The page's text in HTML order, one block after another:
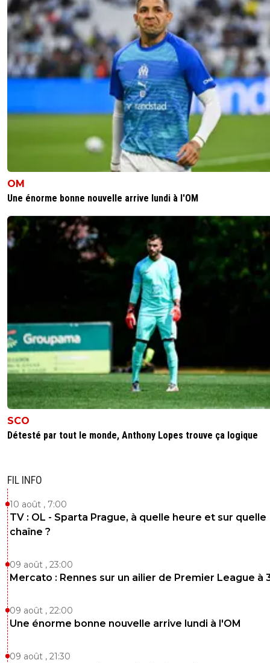
OM
Une énorme bonne nouvelle arrive lundi à l'OM
SCO
Détesté par tout le monde, Anthony Lopes trouve ça logique
FIL INFO
10 août , 7:00
TV : OL - Sparta Prague, à quelle heure et sur quelle
chaîne ?
09 août , 23:00
Mercato : Rennes sur un ailier de Premier League à
09 août , 22:00
Une énorme bonne nouvelle arrive lundi à l'OM
09 août , 21:30